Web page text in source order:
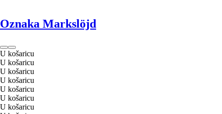
Oznaka Markslöjd
U košaricu
U košaricu
U košaricu
U košaricu
U košaricu
U košaricu
U košaricu